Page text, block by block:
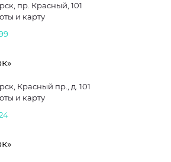
пр. Красный, 101
и карту
Красный пр., д. 101
и карту